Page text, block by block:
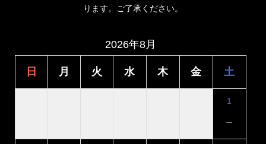
ります。ご了承ください。
2026年8月
日 月 火 水 木 金 土
1
－